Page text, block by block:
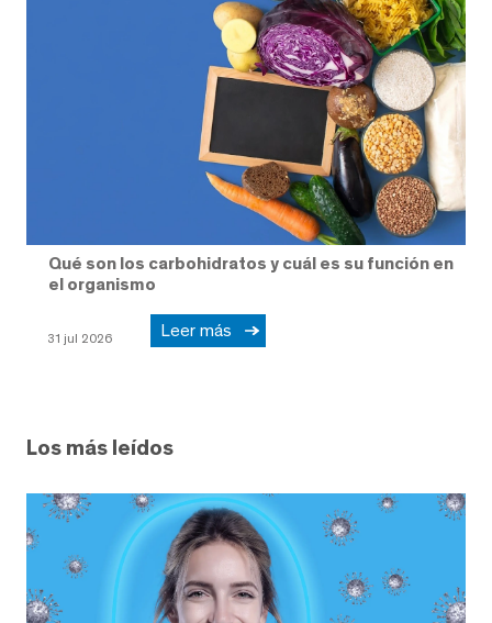
Qué son los carbohidratos y cuál es su función en
el organismo
31 jul 2026 Leer más
Los más leídos